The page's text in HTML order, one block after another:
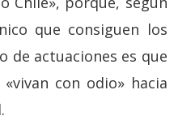
que consiguen los
de actuaciones es que
con odio» hacia